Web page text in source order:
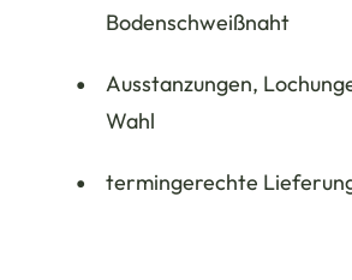
Bodenschweißnaht
Ausstanzungen,
Wahl
termingerechte